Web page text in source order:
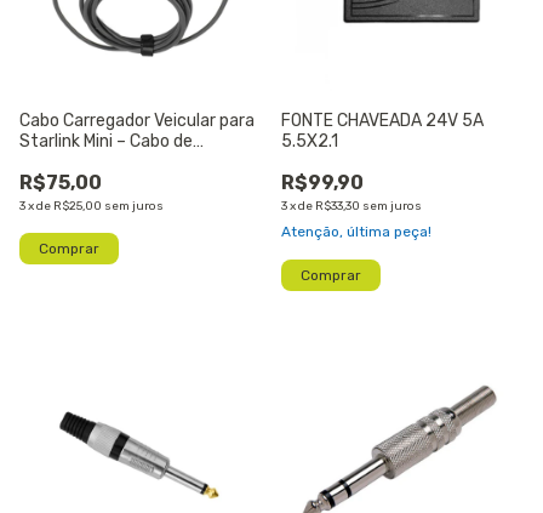
Cabo Carregador Veicular para
Starlink Mini – Cabo de
Metros)
R$75,00
3xde R$25,00 sem juros
FONTE CHAVEADA 24V 5A
5.5X2.1
R$99,90
3xde R$33,30 sem juros
Atenção, última peça!